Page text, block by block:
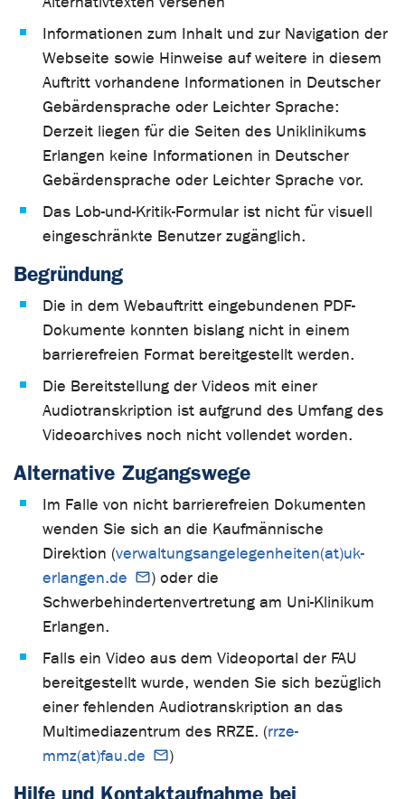
Informationen zum Inhalt und zur Navigation der
Webseite sowie Hinweise auf weitere in diesem
Auftritt vorhandene Informationen in Deutscher
Gebärdensprache oder Leichter Sprache:
Derzeit liegen für die Seiten des Uniklinikums
Erlangen keine Informationen in Deutscher
Gebärdensprache oder Leichter Sprache vor.
Das Lob-und-Kritik-Formular ist nicht für visuell
eingeschränkte Benutzer zugänglich.
Begründung
Die in dem Webauftritt eingebundenen PDF-
Dokumente konnten bislang nicht in einem
barrierefreien Format bereitgestellt werden.
Die Bereitstellung der Videos mit einer
Audiotranskription ist aufgrund des Umfang des
Videoarchives noch nicht vollendet worden.
Alternative Zugangswege
Im Falle von nicht barrierefreien Dokumenten
wenden Sie sich an die Kaufmännische
Direktion (verwaltungsangelegenheiten(at)uk-
erlangen.de
) oder die
Schwerbehindertenvertretung am Uni-Klinikum
Erlangen.
Falls ein Video aus dem Videoportal der FAU
bereitgestellt wurde, wenden Sie sich bezüglich
einer fehlenden Audiotranskription an das
Multimediazentrum des RRZE. (rrze-
mmz(at)fau.de
)
Hilfe und Kontaktaufnahme bei